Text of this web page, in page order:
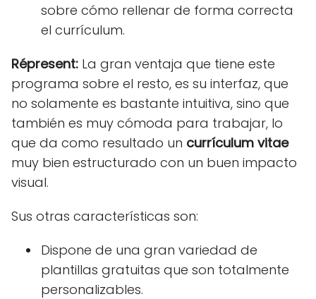
sobre cómo rellenar de forma correcta
el currículum.
Répresent: La gran ventaja que tiene este
programa sobre el resto, es su interfaz, que
no solamente es bastante intuitiva, sino que
también es muy cómoda para trabajar, lo
que da como resultado un currículum vitae
muy bien estructurado con un buen impacto
visual.
Sus otras características son:
Dispone de una gran variedad de
plantillas gratuitas que son totalmente
personalizables.